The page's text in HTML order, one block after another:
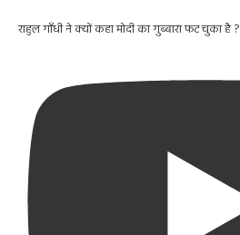
राहुल गाँधी ने क्यों कहा मोदी का गुब्बारा फट चुका है ?